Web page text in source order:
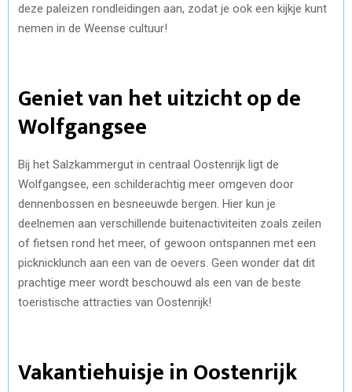
deze paleizen rondleidingen aan, zodat je ook een kijkje kunt
nemen in de Weense cultuur!
Geniet van het uitzicht op de
Wolfgangsee
Bij het Salzkammergut in centraal Oostenrijk ligt de
Wolfgangsee, een schilderachtig meer omgeven door
dennenbossen en besneeuwde bergen. Hier kun je
deelnemen aan verschillende buitenactiviteiten zoals zeilen
of fietsen rond het meer, of gewoon ontspannen met een
picknicklunch aan een van de oevers. Geen wonder dat dit
prachtige meer wordt beschouwd als een van de beste
toeristische attracties van Oostenrijk!
Vakantiehuisje in Oostenrijk